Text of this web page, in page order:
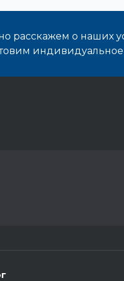
расскажем о наших